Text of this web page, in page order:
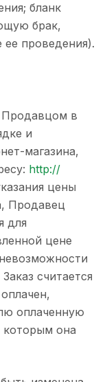
бланк
брак,
ее проведения).
Продавцом в
и
магазина,
http://
цены
Продавец
для
цене
считается
оплаченную
которым она